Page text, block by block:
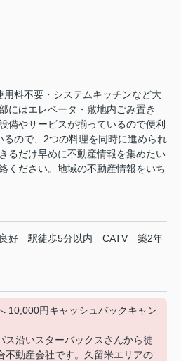
用料不要・システムキッチンなど大
にはエレベータ・敷地内ごみ置き
備やサービスが揃っているので便利
ので、2つの料理を同時に進められ
るだけ早めに不動産情報を集めたい
ください。地域の不動産情報をいち
好 駅徒歩5分以内 CATV
築2年
10,000円キャッシュバックキャン
ス沿いスターバックスさんから徒
不動産会社です。久留米エリアの